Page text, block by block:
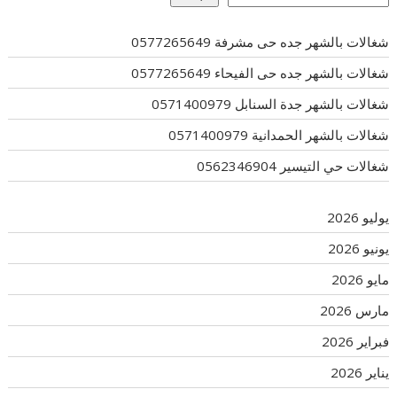
شغالات بالشهر جده حى مشرفة 0577265649
شغالات بالشهر جده حى الفيحاء 0577265649
شغالات بالشهر جدة السنابل 0571400979
شغالات بالشهر الحمدانية 0571400979
شغالات حي التيسير 0562346904
يوليو 2026
يونيو 2026
مايو 2026
مارس 2026
فبراير 2026
يناير 2026